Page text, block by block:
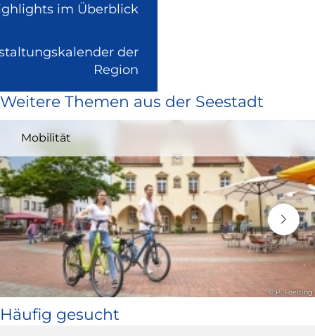
im Überblick
der
Region
extern
und
in
neuem
Fenster)
Weitere Themen aus der Seestadt
Mobilität
© P. Foelting
Häufig gesucht